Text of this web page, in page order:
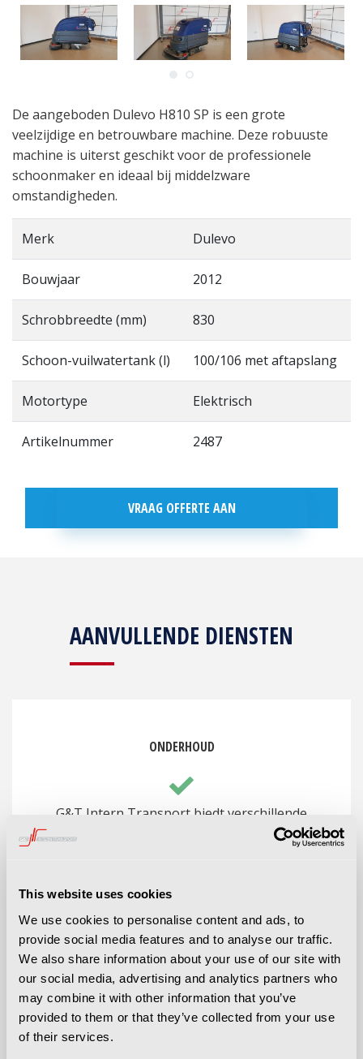
This website uses cookies
We use cookies to personalise content and ads, to
provide social media features and to analyse our traffic.
We also share information about your use of our site with
our social media, advertising and analytics partners who
may combine it with other information that you’ve
provided to them or that they’ve collected from your use
of their services.
De aangeboden Dulevo H810 SP is een grote
veelzijdige en betrouwbare machine. Deze robuuste
machine is uiterst geschikt voor de professionele
schoonmaker en ideaal bij middelzware
omstandigheden.
Merk Dulevo
Bouwjaar 2012
Schrobbreedte (mm) 830
Schoon-vuilwatertank (l) 100/106 met aftapslang
Motortype Elektrisch
Artikelnummer 2487
VRAAG OFFERTE AAN
AANVULLENDE DIENSTEN
ONDERHOUD
G&T Intern Transport biedt verschillende
servicepakketten aan om de levensduur van